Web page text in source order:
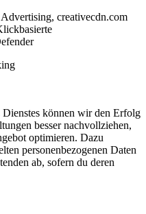
creativecdn.com
können wir den Erfolg
besser nachvollziehen,
optimieren. Dazu
personenbezogenen Daten
ab, sofern du deren